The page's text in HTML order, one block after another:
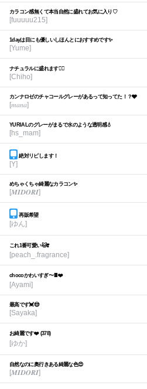
カラコン感無くて本当自然に盛れてお気に入り♡
[fuuuuu215]
1dayは目にも優しいしほんとにおすすめです✨
[Yume]
ナチュラルに盛れます🙆‍♀️
[Chiho]
カンナロゼのチャコールグレーがあるって知ってた！？🩶
[𝑚𝑎𝑛𝑎]
YURIALのグレーがまるで水のような透明感💧
[hs_mam]
絶対リピします！
[Y]
めちゃくちゃ綺麗なカラコン✨
[𝑴𝑰𝑫𝑶𝑹𝑰]
再販希望
[ゆん]
これ1番可愛い🐱❣️
[peach_.fragrance]
chocoかわいすぎ〜🍫❤️
[Ayami]
最高です💓😍
[Sayaka]
お綺麗です❤️ (378)
[ゆか]
自然なのに奥行きある綺麗な色😍
[𝑴𝑰𝑫𝑶𝑹𝑰]